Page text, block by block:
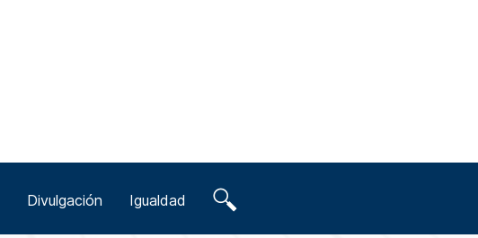
Divulgación Igualdad